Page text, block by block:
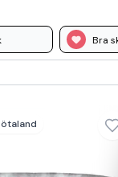
Bra